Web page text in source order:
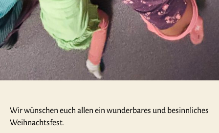
Wir wünschen euch allen ein wunderbares und besinnliches
Weihnachtsfest.